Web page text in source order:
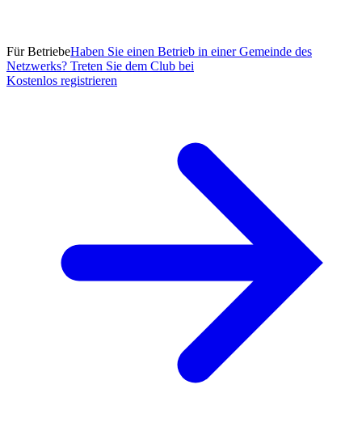
Für BetriebeHaben Sie einen Betrieb in einer Gemeinde des
Netzwerks? Treten Sie dem Club bei
Kostenlos registrieren